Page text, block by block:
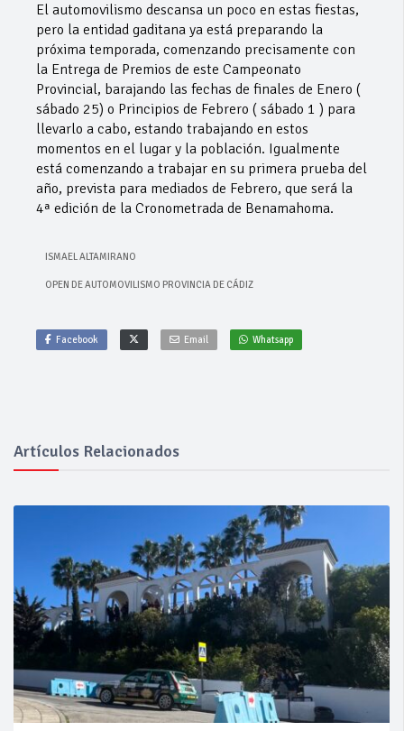
El automovilismo descansa un poco en estas fiestas,
pero la entidad gaditana ya está preparando la
próxima temporada, comenzando precisamente con
la Entrega de Premios de este Campeonato
Provincial, barajando las fechas de finales de Enero (
sábado 25) o Principios de Febrero ( sábado 1 ) para
llevarlo a cabo, estando trabajando en estos
momentos en el lugar y la población. Igualmente
está comenzando a trabajar en su primera prueba del
año, prevista para mediados de Febrero, que será la
4ª edición de la Cronometrada de Benamahoma.
ISMAEL ALTAMIRANO
OPEN DE AUTOMOVILISMO PROVINCIA DE CÁDIZ
Facebook Email Whatsapp
Artículos Relacionados